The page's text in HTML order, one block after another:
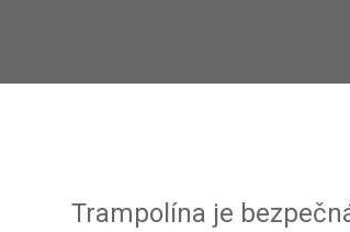
Trampolína je